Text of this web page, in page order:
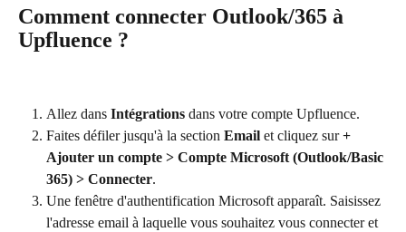
Comment connecter Outlook/365 à
Upfluence ?
Allez dans Intégrations dans votre compte Upfluence.
Faites défiler jusqu'à la section Email et cliquez sur +
Ajouter un compte > Compte Microsoft (Outlook/Basic
365) > Connecter.
Une fenêtre d'authentification Microsoft apparaît. Saisissez
l'adresse email à laquelle vous souhaitez vous connecter et